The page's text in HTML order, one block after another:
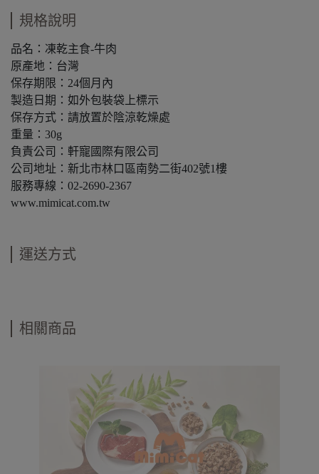
規格說明
品名：凍乾主食-牛肉
原產地：台灣
保存期限：24個月內
製造日期：如外包裝袋上標示
保存方式：請放置於陰涼乾燥處
重量：30g
負責公司：軒寵國際有限公司
公司地址：新北市林口區南勢二街402號1樓
服務專線：02-2690-2367
www.mimicat.com.tw
運送方式
相關商品